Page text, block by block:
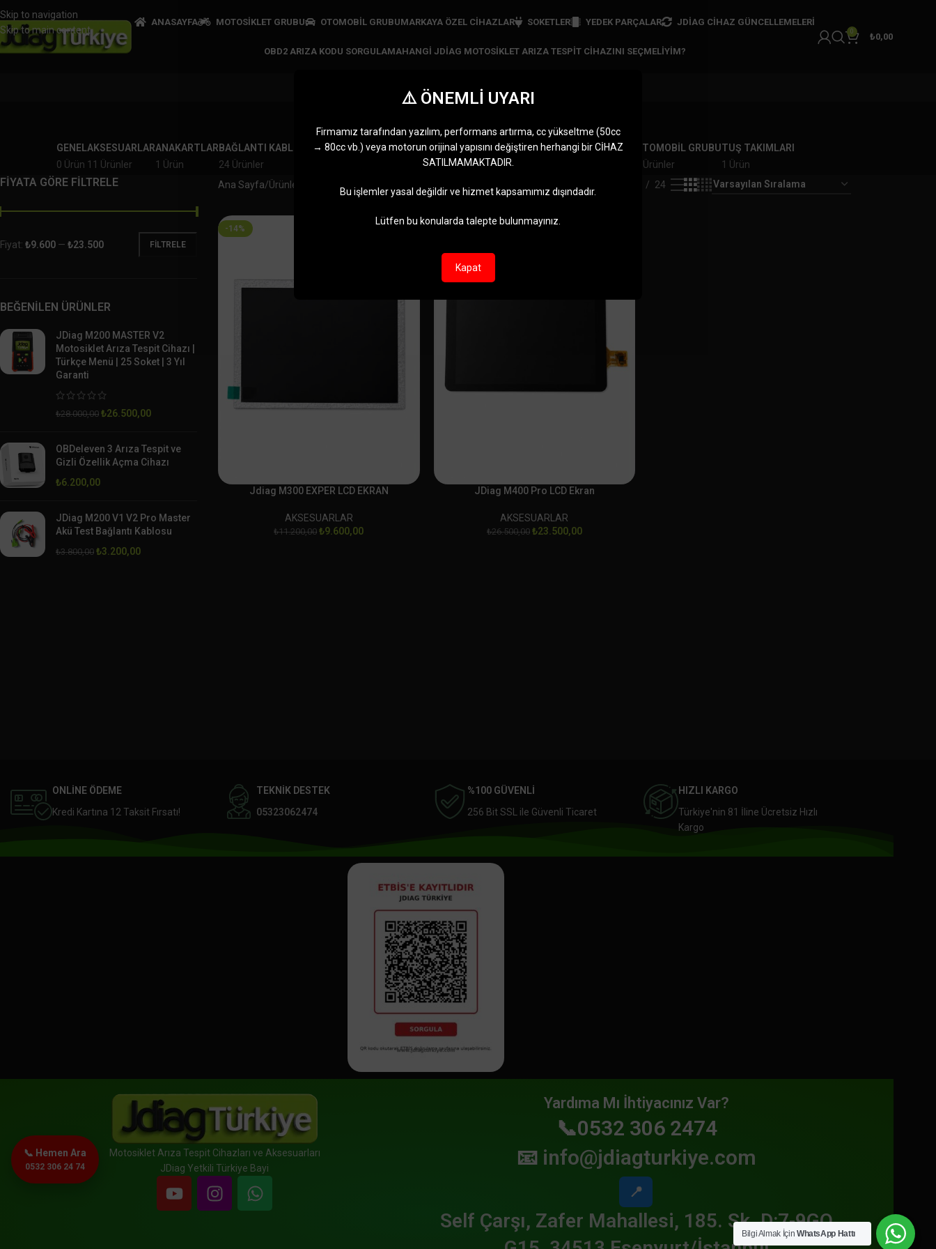
Skip to navigation
Skip to main content
ANASAYFA MOTOSİKLET GRUBU OTOMOBİL GRUBUMARKAYA ÖZEL CIHAZLAR SOKETLER YEDEK PARÇALAR JDIAG CIHAZ GÜNCELLEMELERI
OBD2 ARIZA KODU SORGULAMAHANGI JDIAG MOTOSIKLET ARIZA TESPIT CIHAZINI SEÇMELIYIM?
0
₺0,00
LCD Display
GENEL
0 Ürün
AKSESUARLAR
11 Ürünler
ANAKARTLAR
1 Ürün
BAĞLANTI KABLOLARI
24 Ürünler
JDIAG CIHAZLARIMARKAYA ÖZEL CIHAZLAR
5 Ürünler
MOTOMASTEROBDSTAR
OTOMOBİL GRUBU
7 Ürünler
TUŞ TAKIMLARI
1 Ürün
FİYATA GÖRE FİLTRELE
FILTRELE
Fiyat: ₺9.600 — ₺23.500
BEĞENİLEN ÜRÜNLER
JDiag M200 MASTER V2
Motosiklet Arıza Tespit Cihazı |
Türkçe Menü | 25 Soket | 3 Yıl
Garanti
₺28.000,00 ₺26.500,00
OBDeleven 3 Arıza Tespit ve
Gizli Özellik Açma Cihazı
₺6.200,00
JDiag M200 V1 V2 Pro Master
Akü Test Bağlantı Kablosu
₺3.800,00 ₺3.200,00
Ana Sayfa Ürünler “LCD Display” olarak etiketlendi 24
-14%
Jdiag M300 EXPER LCD EKRAN
AKSESUARLAR
₺11.200,00 ₺9.600,00
JDiag M400 Pro LCD Ekran
AKSESUARLAR
₺26.500,00 ₺23.500,00
ONLİNE ÖDEME
Kredi Kartına 12 Taksit Fırsatı!
TEKNİK DESTEK
05323062474
%100 GÜVENLİ
256 Bit SSL ile Güvenli Ticaret
HIZLI KARGO
Türkiye'nin 81 İline Ücretsiz Hızlı
Kargo
Motosiklet Arıza Tespit Cihazları ve Aksesuarları
JDiag Yetkili Türkiye Bayi
Yardıma Mı İhtiyacınız Var?
📞0532 306 2474
📧 info@jdiagturkiye.com
📍
Self Çarşı, Zafer Mahallesi, 185. Sk. D:7-9GO
Bilgi Almak İçin WhatsApp Hattı
📞 Hemen Ara
0532 306 24 74
⚠️ ÖNEMLİ UYARI
Firmamız tarafından yazılım, performans artırma, cc yükseltme (50cc
→ 80cc vb.) veya motorun orijinal yapısını değiştiren herhangi bir CİHAZ
SATILMAMAKTADIR.
Bu işlemler yasal değildir ve hizmet kapsamımız dışındadır.
Lütfen bu konularda talepte bulunmayınız.
Kapat